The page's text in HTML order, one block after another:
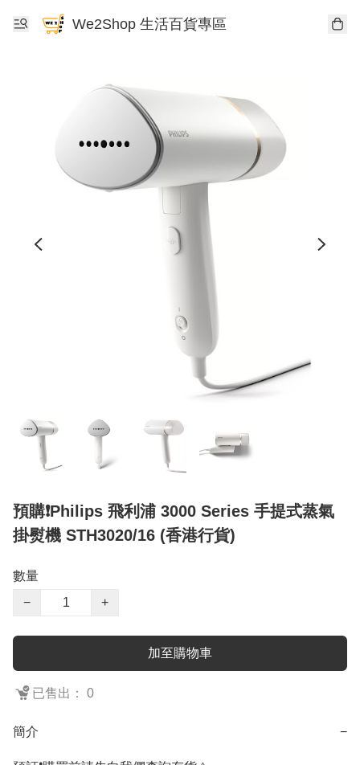
We2Shop 生活百貨專區
預購❗️Philips 飛利浦 3000 Series 手提式蒸氣
掛熨機 STH3020/16 (香港行貨)
數量
−
+
加至購物車
已售出： 0
簡介 −